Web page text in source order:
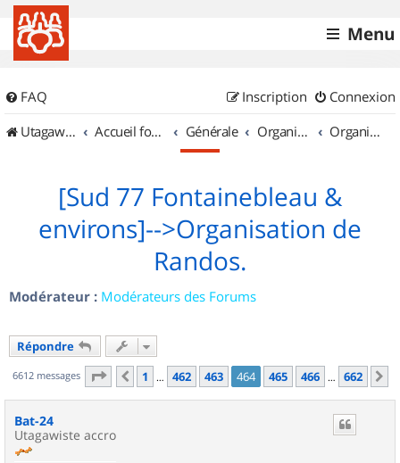
Menu
FAQ Connexion
Inscription
UtagawaVTT (Randos VTT et VTTAE avec traces GPS)
Accueil forum Générale Organisation de sorties & Recherche de partenaires Organisation de sorties en région Île de France
[Sud 77 Fontainebleau &
environs]-->Organisation de
Randos.
Modérateur : Modérateurs des Forums
Répondre
6612 messages Page 464 sur662
Précédent
1 … 462 463 464 465 466 … 662
Bat-24
Utagawiste accro